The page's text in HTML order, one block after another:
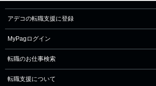
アデコの転職支援に登録
MyPagログイン
転職のお仕事検索
転職支援について